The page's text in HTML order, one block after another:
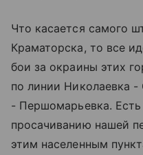
Что касается самого
Краматорска, то все
бои за окраины этих
по линии Николаевка
- Першомарьевка. Есть
просачиванию нашей
этим населенным